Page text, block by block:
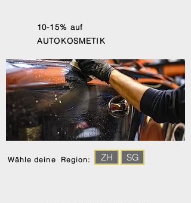
10-15% auf
AUTOKOSMETIK
Wähle deine Region: ZH SG